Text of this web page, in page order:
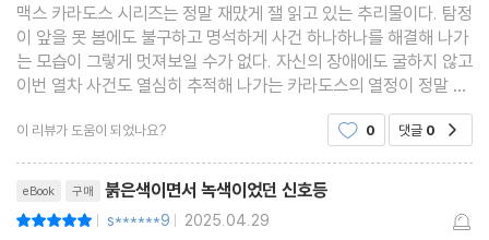
맥스 카라도스 시리즈는 정말 재맜게 잴 읽고 있는 추리물이다. 탐정
이 앞을 못 봄에도 불구하고 명석하게 사건 하나하나를 해결해 나가
는 모습이 그렇게 멋져보일 수가 없다. 자신의 장애에도 굴하지 않고
이번 열차 사건도 열심히 추적해 나가는 카라도스의 열정이 정말 감
탄스러웠다. 열차 신호등에 관한 엇갈린 진술 속에서도 진실을 찾아
가는 카라도스의 추리력에 감탄했다. 비록 짧
이 리뷰가 도움이 되었나요? 0 댓글 0
eBook 구매 붉은색이면서 녹색이었던 신호등
| s******9 | 2025.04.29